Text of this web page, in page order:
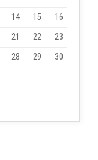
14 15
16
21 22
23
28 29
30